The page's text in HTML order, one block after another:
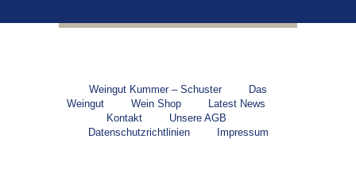
Weingut Kummer – Schuster
Das
Weingut
Wein Shop
Latest News
Kontakt
Unsere AGB
Datenschutzrichtlinien
Impressum